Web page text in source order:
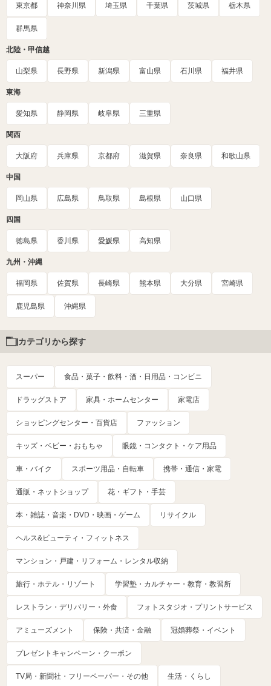
東京都 神奈川県 埼玉県 千葉県 茨城県 栃木県
群馬県
北陸・甲信越
山梨県 長野県 新潟県 富山県 石川県 福井県
東海
愛知県 静岡県 岐阜県 三重県
関西
大阪府 兵庫県 京都府 滋賀県 奈良県 和歌山県
中国
岡山県 広島県 鳥取県 島根県 山口県
四国
徳島県 香川県 愛媛県 高知県
九州・沖縄
福岡県 佐賀県 長崎県 熊本県 大分県 宮崎県
鹿児島県 沖縄県
カテゴリから探す
スーパー 食品・菓子・飲料・酒・日用品・コンビニ
ドラッグストア 家具・ホームセンター 家電店
ショッピングセンター・百貨店 ファッション
キッズ・ベビー・おもちゃ 眼鏡・コンタクト・ケア用品
車・バイク スポーツ用品・自転車 携帯・通信・家電
通販・ネットショップ 花・ギフト・手芸
本・雑誌・音楽・DVD・映画・ゲーム リサイクル
ヘルス&ビューティ・フィットネス
マンション・戸建・リフォーム・レンタル収納
旅行・ホテル・リゾート 学習塾・カルチャー・教育・教習所
レストラン・デリバリー・外食 フォトスタジオ・プリントサービス
アミューズメント 保険・共済・金融 冠婚葬祭・イベント
プレゼントキャンペーン・クーポン
TV局・新聞社・フリーペーパー・その他 生活・くらし